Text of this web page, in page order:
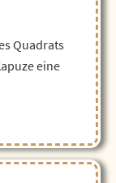
Quadrats
eine